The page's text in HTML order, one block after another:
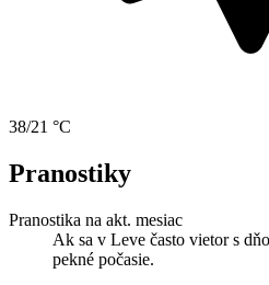
38/21 °C
Pranostiky
Pranostika na akt. mesiac
Ak sa v Leve často vietor s
pekné počasie.